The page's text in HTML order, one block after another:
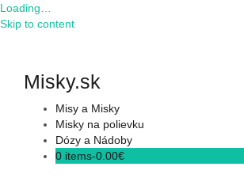
Loading…
Skip to content
Misky.sk
Misy a Misky
Misky na polievku
Dózy a Nádoby
0 items-0.00€